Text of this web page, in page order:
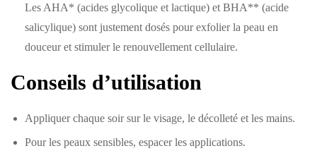
Les AHA* (acides glycolique et lactique) et BHA** (acide
salicylique) sont justement dosés pour exfolier la peau en
douceur et stimuler le renouvellement cellulaire.
Conseils d’utilisation
Appliquer chaque soir sur le visage, le décolleté et les mains.
Pour les peaux sensibles, espacer les applications.